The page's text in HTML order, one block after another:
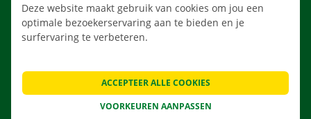
LOCATIES
Deze website maakt gebruik van cookies om jou een
optimale bezoekerservaring aan te bieden en je
surfervaring te verbeteren.
VOORKEUREN AANPASSEN
ACCEPTEER ALLE COOKIES